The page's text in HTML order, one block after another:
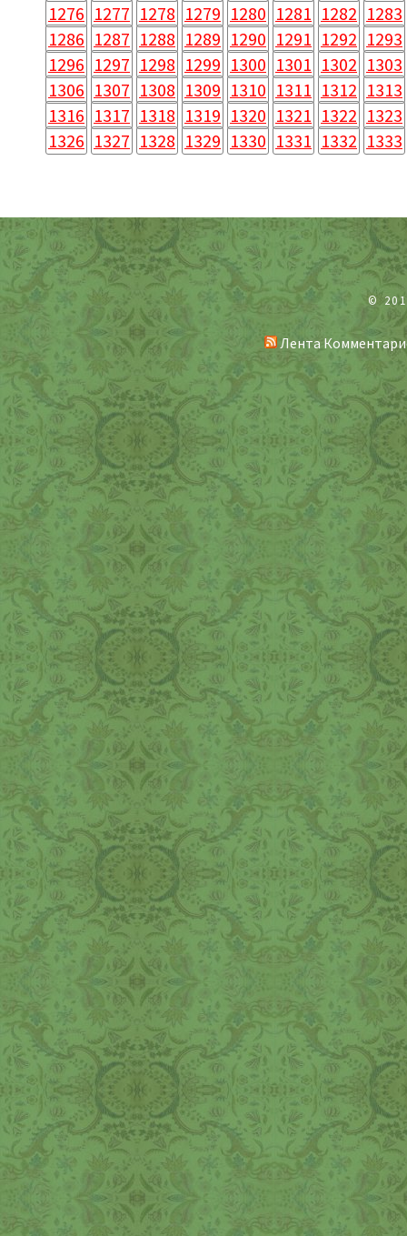
1276 1277 1278 1279 1280 1281 1282 1283
1286 1287 1288 1289 1290 1291 1292 1293
1296 1297 1298 1299 1300 1301 1302 1303
1306 1307 1308 1309 1310 1311 1312 1313
1316 1317 1318 1319 1320 1321 1322 1323
1326 1327 1328 1329 1330 1331 1332 1333
©
Лента